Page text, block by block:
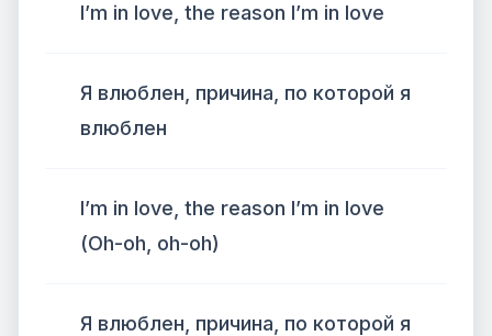
I’m in love, the reason I’m in love
Я влюблен, причина, по которой я
влюблен
I’m in love, the reason I’m in love
(Oh-oh, oh-oh)
Я влюблен, причина, по которой я